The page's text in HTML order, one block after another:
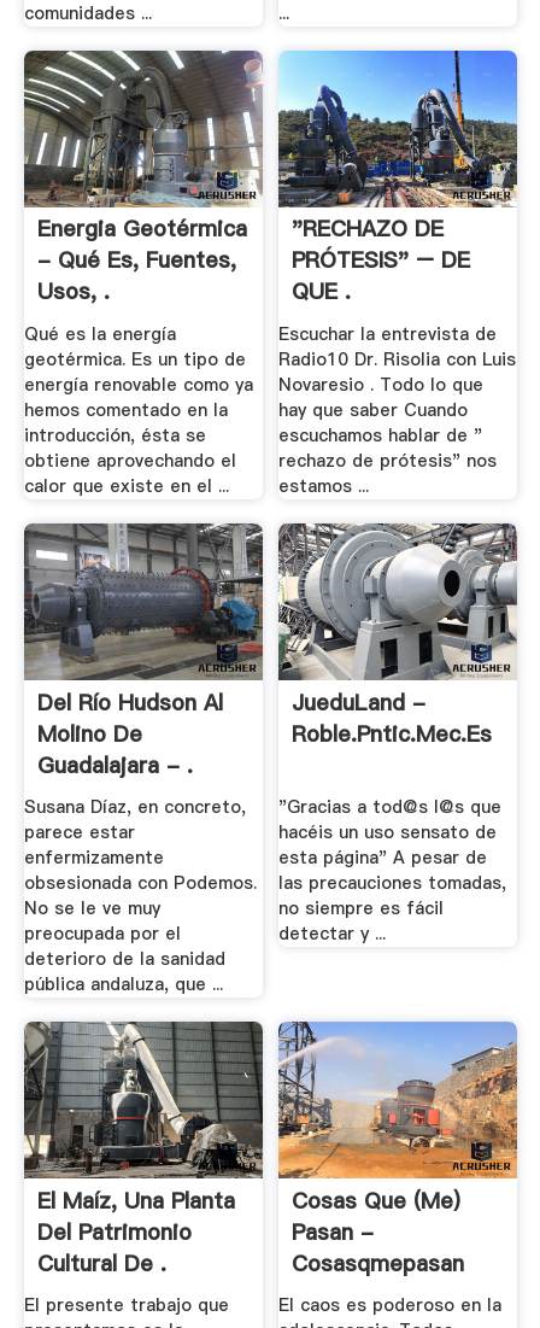
comunidades ... ...
Energia Geotérmica
- Qué Es, Fuentes,
Usos, .
Qué es la energía
geotérmica. Es un tipo de
energía renovable como ya
hemos comentado en la
introducción, ésta se
obtiene aprovechando el
calor que existe en el ...
"RECHAZO DE
PRÓTESIS" – DE
QUE .
Escuchar la entrevista de
Radio10 Dr. Risolia con Luis
Novaresio . Todo lo que
hay que saber Cuando
escuchamos hablar de "
rechazo de prótesis" nos
estamos ...
Del Río Hudson Al
Molino De
Guadalajara - .
Susana Díaz, en concreto,
parece estar
enfermizamente
obsesionada con Podemos.
No se le ve muy
preocupada por el
deterioro de la sanidad
pública andaluza, que ...
JueduLand -
Roble.pntic.mec.es
"Gracias a tod@s l@s que
hacéis un uso sensato de
esta página" A pesar de
las precauciones tomadas,
no siempre es fácil
detectar y ...
El Maíz, Una Planta
Del Patrimonio
Cultural De .
El presente trabajo que
Cosas Que (me)
Pasan -
Cosasqmepasan
El caos es poderoso en la